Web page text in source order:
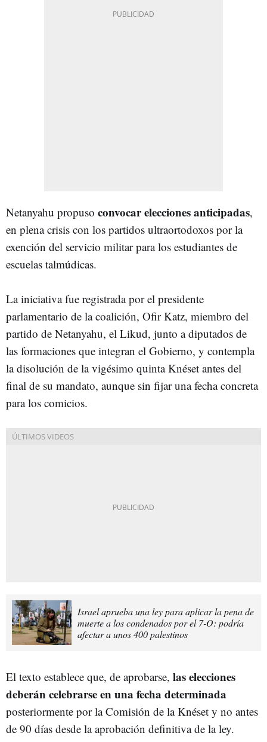
Netanyahu propuso convocar elecciones anticipadas,
en plena crisis con los partidos ultraortodoxos por la
exención del servicio militar para los estudiantes de
escuelas talmúdicas.
La iniciativa fue registrada por el presidente
parlamentario de la coalición, Ofir Katz, miembro del
partido de Netanyahu, el Likud, junto a diputados de
las formaciones que integran el Gobierno, y contempla
la disolución de la vigésimo quinta Knéset antes del
final de su mandato, aunque sin fijar una fecha concreta
para los comicios.
Israel aprueba una ley para aplicar la pena de
muerte a los condenados por el 7-O: podría
afectar a unos 400 palestinos
El texto establece que, de aprobarse, las elecciones
deberán celebrarse en una fecha determinada
posteriormente por la Comisión de la Knéset y no antes
de 90 días desde la aprobación definitiva de la ley.